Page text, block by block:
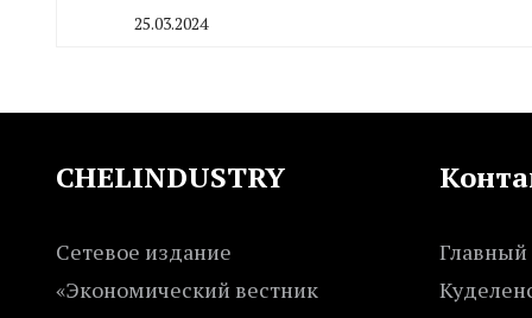
25.03.2024
CHELINDUSTRY
Сетевое издание
«Экономический вестник
Главный